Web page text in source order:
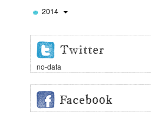
2014
no-data